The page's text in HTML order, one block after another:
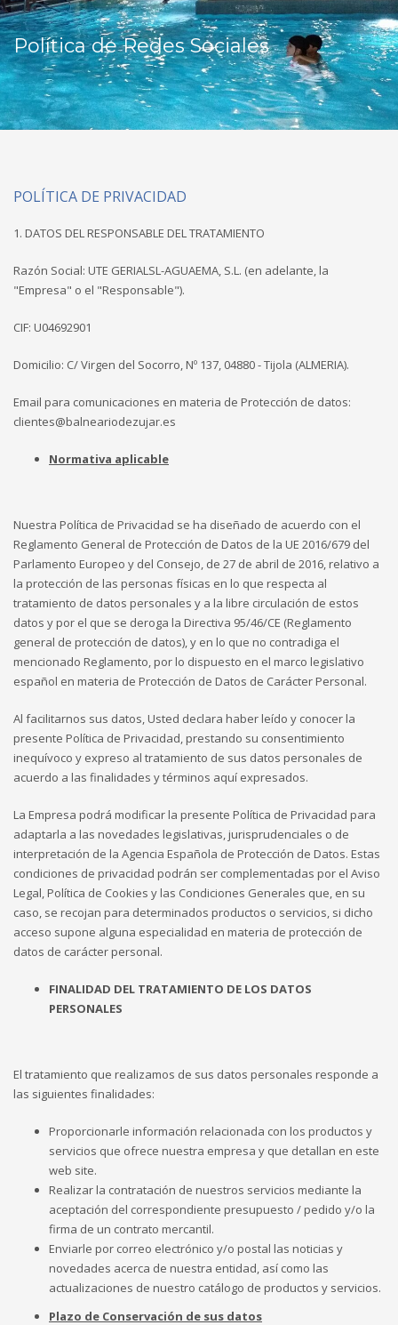
Política de Redes Sociales
POLÍTICA DE PRIVACIDAD
1. DATOS DEL RESPONSABLE DEL TRATAMIENTO
Razón Social: UTE GERIALSL-AGUAEMA, S.L. (en adelante, la
"Empresa" o el "Responsable").
CIF: U04692901
Domicilio: C/ Virgen del Socorro, Nº 137, 04880 - Tijola (ALMERIA).
Email para comunicaciones en materia de Protección de datos:
clientes@balneariodezujar.es
Normativa aplicable
Nuestra Política de Privacidad se ha diseñado de acuerdo con el
Reglamento General de Protección de Datos de la UE 2016/679 del
Parlamento Europeo y del Consejo, de 27 de abril de 2016, relativo a
la protección de las personas físicas en lo que respecta al
tratamiento de datos personales y a la libre circulación de estos
datos y por el que se deroga la Directiva 95/46/CE (Reglamento
general de protección de datos), y en lo que no contradiga el
mencionado Reglamento, por lo dispuesto en el marco legislativo
español en materia de Protección de Datos de Carácter Personal.
Al facilitarnos sus datos, Usted declara haber leído y conocer la
presente Política de Privacidad, prestando su consentimiento
inequívoco y expreso al tratamiento de sus datos personales de
acuerdo a las finalidades y términos aquí expresados.
La Empresa podrá modificar la presente Política de Privacidad para
adaptarla a las novedades legislativas, jurisprudenciales o de
interpretación de la Agencia Española de Protección de Datos. Estas
condiciones de privacidad podrán ser complementadas por el Aviso
Legal, Política de Cookies y las Condiciones Generales que, en su
caso, se recojan para determinados productos o servicios, si dicho
acceso supone alguna especialidad en materia de protección de
datos de carácter personal.
FINALIDAD DEL TRATAMIENTO DE LOS DATOS
PERSONALES
El tratamiento que realizamos de sus datos personales responde a
las siguientes finalidades:
Proporcionarle información relacionada con los productos y
servicios que ofrece nuestra empresa y que detallan en este
web site.
Realizar la contratación de nuestros servicios mediante la
aceptación del correspondiente presupuesto / pedido y/o la
firma de un contrato mercantil.
Enviarle por correo electrónico y/o postal las noticias y
novedades acerca de nuestra entidad, así como las
actualizaciones de nuestro catálogo de productos y servicios.
Plazo de Conservación de sus datos